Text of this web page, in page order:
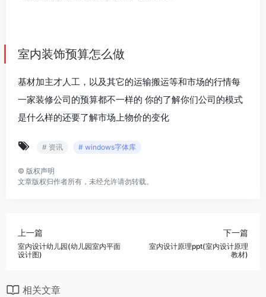
室内装饰预算怎么做
基材加主才人工，以及其它的运输搬运等和市场的行情每
一家装修公司的预算都不一样的 你的了解你们公司的模式
是什么样的还要了解市场上物价的变化
# 资讯 # windows字体库
© 版权声明
文章版权归作者所有，未经允许请勿转载。
上一篇
室内设计幼儿园(幼儿园室内平面
设计图)
下一篇
室内设计原理ppt(室内设计原理
教材)
相关文章